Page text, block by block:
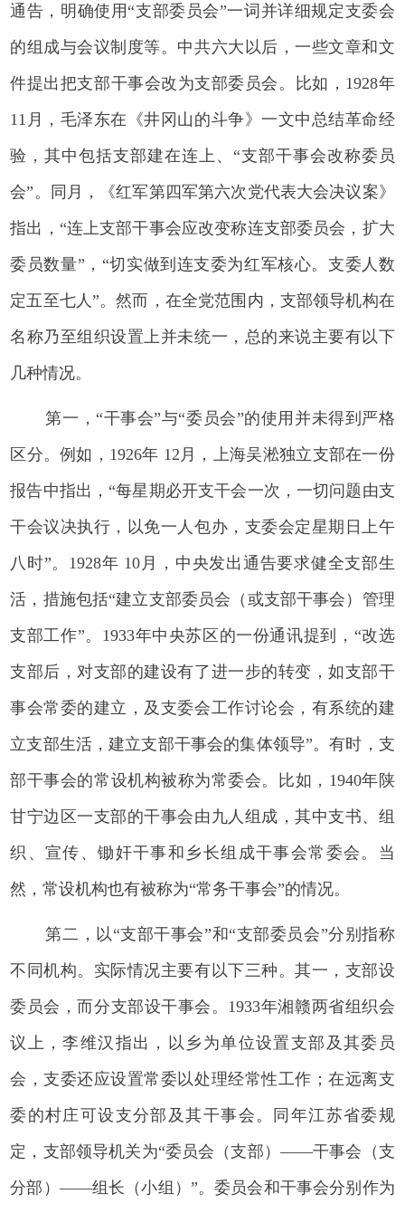
通告，明确使用“支部委员会”一词并详细规定支委会
的组成与会议制度等。中共六大以后，一些文章和文
件提出把支部干事会改为支部委员会。比如，1928年
11月，毛泽东在《井冈山的斗争》一文中总结革命经
验，其中包括支部建在连上、“支部干事会改称委员
会”。同月，《红军第四军第六次党代表大会决议案》
指出，“连上支部干事会应改变称连支部委员会，扩大
委员数量”，“切实做到连支委为红军核心。支委人数
定五至七人”。然而，在全党范围内，支部领导机构在
名称乃至组织设置上并未统一，总的来说主要有以下
几种情况。
第一，“干事会”与“委员会”的使用并未得到严格
区分。例如，1926年 12月，上海吴淞独立支部在一份
报告中指出，“每星期必开支干会一次，一切问题由支
干会议决执行，以免一人包办，支委会定星期日上午
八时”。1928年 10月，中央发出通告要求健全支部生
活，措施包括“建立支部委员会（或支部干事会）管理
支部工作”。1933年中央苏区的一份通讯提到，“改选
支部后，对支部的建设有了进一步的转变，如支部干
事会常委的建立，及支委会工作讨论会，有系统的建
立支部生活，建立支部干事会的集体领导”。有时，支
部干事会的常设机构被称为常委会。比如，1940年陕
甘宁边区一支部的干事会由九人组成，其中支书、组
织、宣传、锄奸干事和乡长组成干事会常委会。当
然，常设机构也有被称为“常务干事会”的情况。
第二，以“支部干事会”和“支部委员会”分别指称
不同机构。实际情况主要有以下三种。其一，支部设
委员会，而分支部设干事会。1933年湘赣两省组织会
议上，李维汉指出，以乡为单位设置支部及其委员
会，支委还应设置常委以处理经常性工作；在远离支
委的村庄可设支分部及其干事会。同年江苏省委规
定，支部领导机关为“委员会（支部）——干事会（支
分部）——组长（小组）”。委员会和干事会分别作为